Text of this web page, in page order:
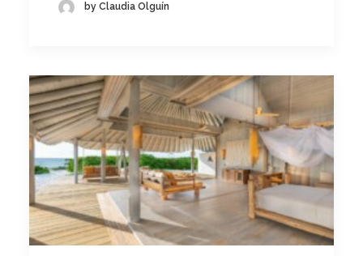
by Claudia Olguín